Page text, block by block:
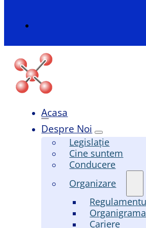
Acasa
Despre Noi
Legislație
Cine suntem
Conducere
Organizare
Organigrama
Cariere